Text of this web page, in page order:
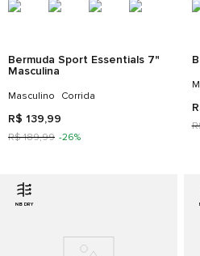
Bermuda Sport Essentials 7"
Masculina
Masculino Corrida
R$ 139,99
R$ 189,99 -26%
NB DRY